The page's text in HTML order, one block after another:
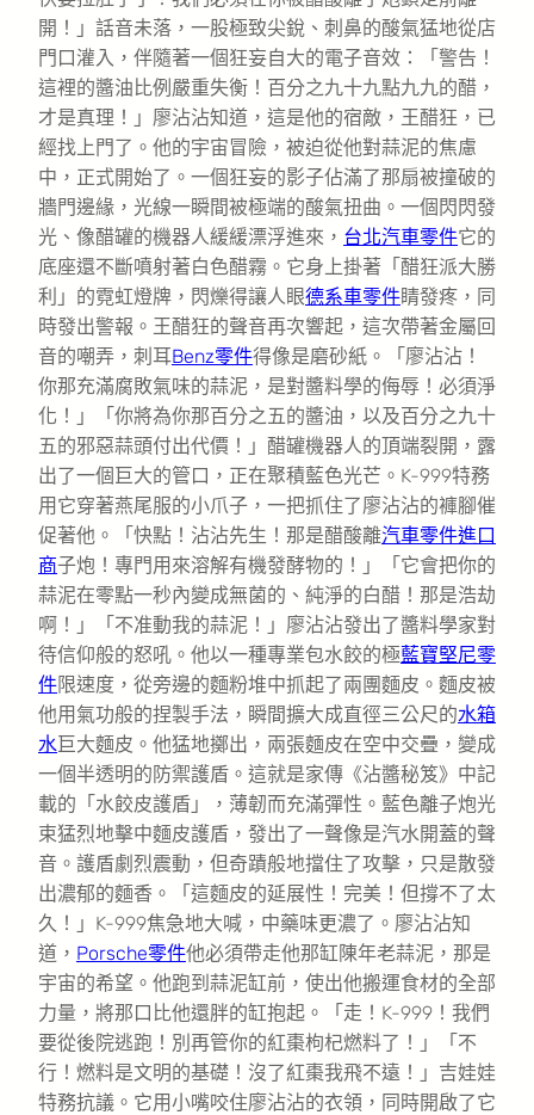
開！」話音未落，一股極致尖銳、刺鼻的酸氣猛地從店
門口灌入，伴隨著一個狂妄自大的電子音效：「警告！
這裡的醬油比例嚴重失衡！百分之九十九點九九的醋，
才是真理！」廖沾沾知道，這是他的宿敵，王醋狂，已
經找上門了。他的宇宙冒險，被迫從他對蒜泥的焦慮
中，正式開始了。一個狂妄的影子佔滿了那扇被撞破的
牆門邊緣，光線一瞬間被極端的酸氣扭曲。一個閃閃發
光、像醋罐的機器人緩緩漂浮進來， 台北汽車零件它的
底座還不斷噴射著白色醋霧。它身上掛著「醋狂派大勝
利」的霓虹燈牌，閃爍得讓人眼德系車零件睛發疼，同
時發出警報。王醋狂的聲音再次響起，這次帶著金屬回
音的嘲弄，刺耳Benz零件得像是磨砂紙。「廖沾沾！
你那充滿腐敗氣味的蒜泥，是對醬料學的侮辱！必須淨
化！」「你將為你那百分之五的醬油，以及百分之九十
五的邪惡蒜頭付出代價！」醋罐機器人的頂端裂開，露
出了一個巨大的管口，正在聚積藍色光芒。K-999特務
用它穿著燕尾服的小爪子，一把抓住了廖沾沾的褲腳催
促著他。「快點！沾沾先生！那是醋酸離汽車零件進口
商子炮！專門用來溶解有機發酵物的！」「它會把你的
蒜泥在零點一秒內變成無菌的、純淨的白醋！那是浩劫
啊！」「不准動我的蒜泥！」廖沾沾發出了醬料學家對
待信仰般的怒吼。他以一種專業包水餃的極藍寶堅尼零
件限速度，從旁邊的麵粉堆中抓起了兩團麵皮。麵皮被
他用氣功般的捏製手法，瞬間擴大成直徑三公尺的水箱
水巨大麵皮。他猛地擲出，兩張麵皮在空中交疊，變成
一個半透明的防禦護盾。這就是家傳《沾醬秘笈》中記
載的「水餃皮護盾」，薄韌而充滿彈性。藍色離子炮光
束猛烈地擊中麵皮護盾，發出了一聲像是汽水開蓋的聲
音。護盾劇烈震動，但奇蹟般地擋住了攻擊，只是散發
出濃郁的麵香。「這麵皮的延展性！完美！但撐不了太
久！」K-999焦急地大喊，中藥味更濃了。廖沾沾知
道， Porsche零件他必須帶走他那缸陳年老蒜泥，那是
宇宙的希望。他跑到蒜泥缸前，使出他搬運食材的全部
力量，將那口比他還胖的缸抱起。「走！K-999！我們
要從後院逃跑！別再管你的紅棗枸杞燃料了！」「不
行！燃料是文明的基礎！沒了紅棗我飛不遠！」吉娃娃
特務抗議。它用小嘴咬住廖沾沾的衣領，同時開啟了它